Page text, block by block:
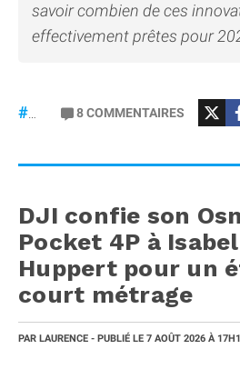
savoir combien de ces
effectivement prêtes pour
#iPhone20 8COMMENTAIRES
DJI confie son
Pocket 4P à
Huppert pour un
court métrage
PAR LAURENCE - PUBLIÉ LE 7 AOÛT 2026 À